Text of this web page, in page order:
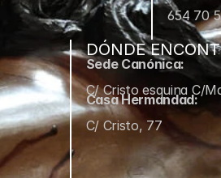
654 70
DÓNDE
Sede Canónica:
C/ Cristo esquina C/
Casa Hermandad:
C/ Cristo, 77